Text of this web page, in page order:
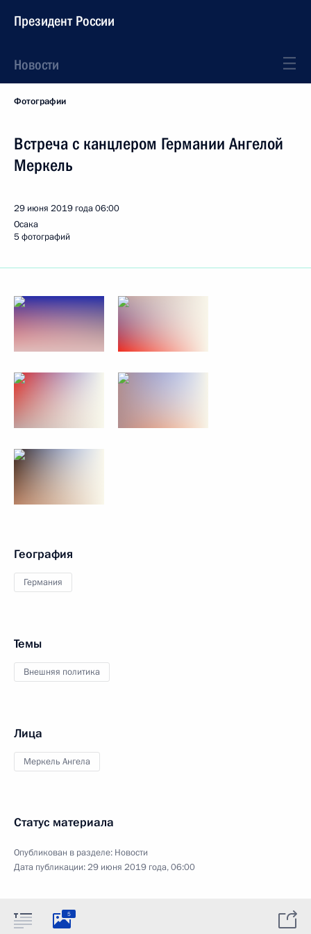
Президент России
Новости
Фотографии
Встреча с канцлером Германии Ангелой
Меркель
29 июня 2019 года06:00
Осака
5 фотографий
География
Германия
Темы
Внешняя политика
Лица
Меркель Ангела
Статус материала
Опубликован в разделе: Новости
Дата публикации:29 июня 2019 года, 06:00
5